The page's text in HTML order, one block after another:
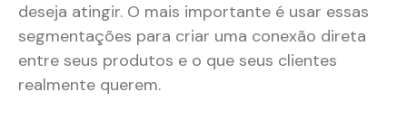
deseja atingir. O mais importante é usar essas
segmentações para criar uma conexão direta
entre seus produtos e o que seus clientes
realmente querem.